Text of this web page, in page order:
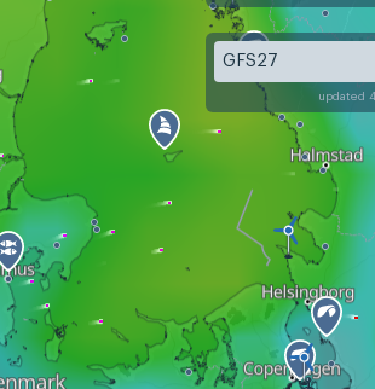
GFS27
updated